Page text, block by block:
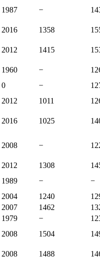
1987 −
2016 1358
2012 1415
1960 −
0 −
2012 1011
2016 1025
2008 −
2012 1308
1989 −
−
2004 1240
2007 1462
1979 −
2008 1504
2008 1488